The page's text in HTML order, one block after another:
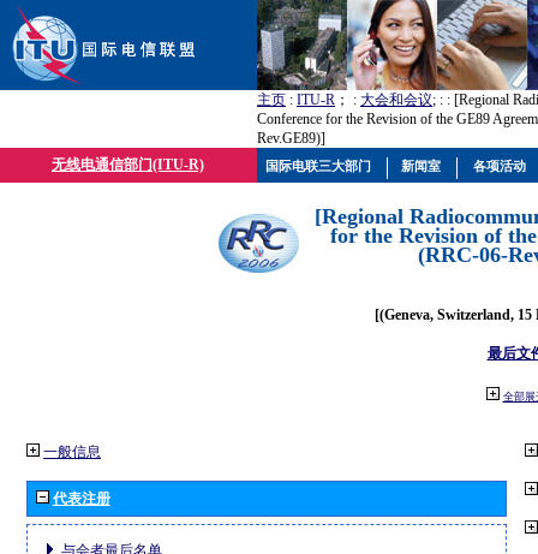
主页 : ITU-R ； : 大会和会议; : : [Regional
Conference for the Revision of the GE89
Rev.GE89)]
无线电通信部门(ITU-R)
[Regional
for the Revision of
(RRC-06-
[(Geneva, Switzerland, 15
最后文
全部展
一般信息
代表注册
与会者最后名单
国际电联三大部门 新闻室 各项活动